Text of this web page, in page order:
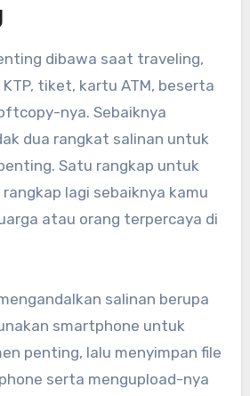
dibawa saat traveling,
tiket, kartu ATM, beserta
nya. Sebaiknya
dua rangkat salinan untuk
Satu rangkap untuk
lagi sebaiknya kamu
atau orang terpercaya di
salinan berupa
smartphone untuk
penting, lalu menyimpan file
serta mengupload-nya